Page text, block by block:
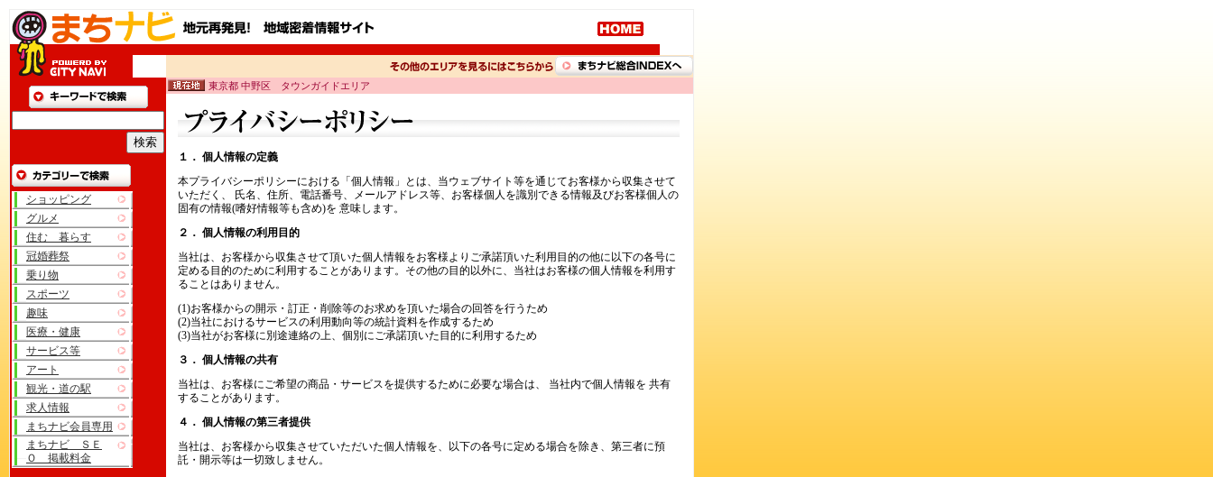
ショッピング
グルメ
住む 暮らす
冠婚葬祭
乗り物
スポーツ
趣味
医療・健康
サービス等
アート
観光・道の駅
求人情報
まちナビ会員専用
まちナビ ＳＥ
Ｏ 掲載料金
東京都 中野区 タウンガイドエリア
１． 個人情報の定義
本プライバシーポリシーにおける「個人情報」とは、当ウェブサイト等を通じてお客様から収集させて
いただく、 氏名、住所、電話番号、メールアドレス等、お客様個人を識別できる情報及びお客様個人の
固有の情報(嗜好情報等も含め)を 意味します。
２． 個人情報の利用目的
当社は、お客様から収集させて頂いた個人情報をお客様よりご承諾頂いた利用目的の他に以下の各号に
定める目的のために利用することがあります。その他の目的以外に、当社はお客様の個人情報を利用す
ることはありません。
(1)お客様からの開示・訂正・削除等のお求めを頂いた場合の回答を行うため
(2)当社におけるサービスの利用動向等の統計資料を作成するため
(3)当社がお客様に別途連絡の上、個別にご承諾頂いた目的に利用するため
３． 個人情報の共有
当社は、お客様にご希望の商品・サービスを提供するために必要な場合は、 当社内で個人情報を 共有
することがあります。
４． 個人情報の第三者提供
当社は、お客様から収集させていただいた個人情報を、以下の各号に定める場合を除き、第三者に預
託・開示等は一切致しません。